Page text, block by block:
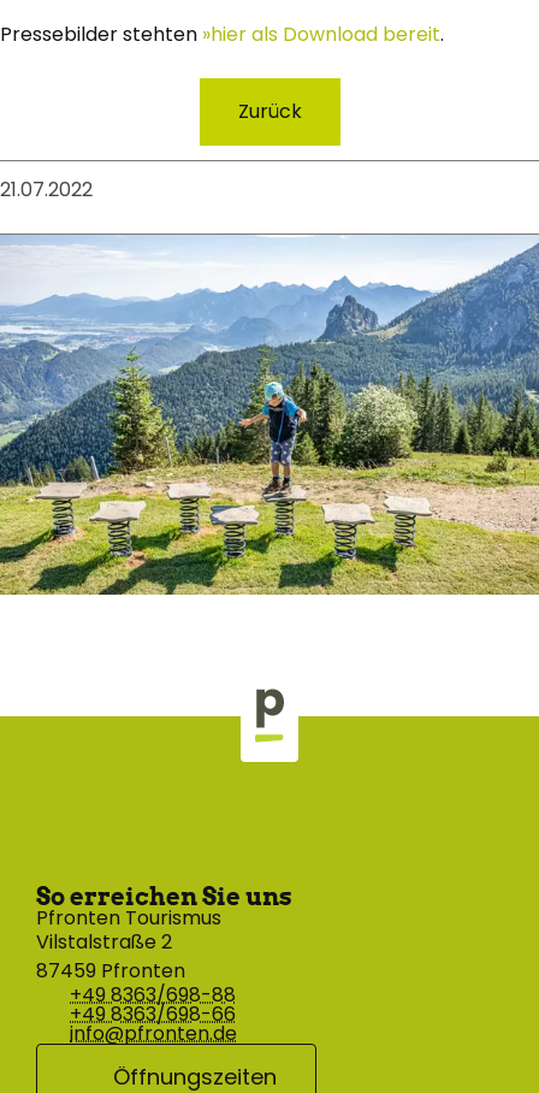
Pressebilder stehten »hier als Download bereit.
Zurück
21.07.2022
So erreichen Sie uns
Pfronten Tourismus
Vilstalstraße 2
87459 Pfronten
+49 8363/698-88
+49 8363/698-66
info@pfronten.de
Öffnungszeiten